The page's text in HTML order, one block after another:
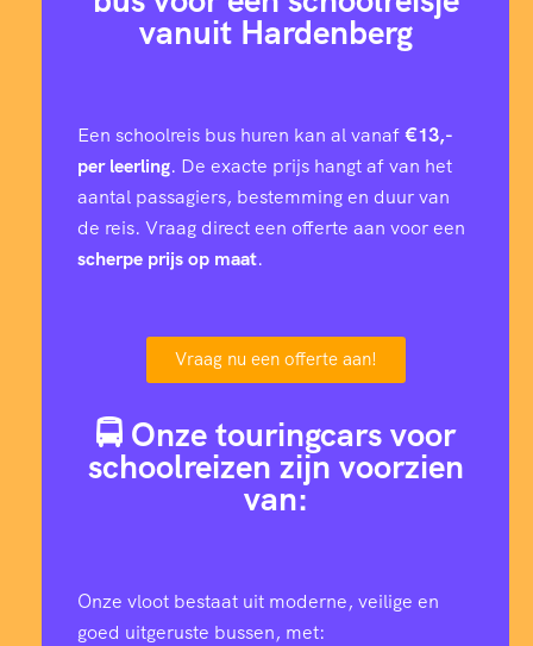
vanuit Hardenberg
Een schoolreis bus huren kan al vanaf€13,-
per leerling. De exacte prijs hangt af van het
aantal passagiers, bestemming en duur van
de reis. Vraag direct een offerte aan voor een
scherpe prijs op maat.
Vraag nu een offerte aan!
🚍 Onze touringcars voor
schoolreizen zijn voorzien
van:
Onze vloot bestaat uit moderne, veilige en
goed uitgeruste bussen, met: